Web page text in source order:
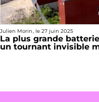
Julien Morin, le 27 juin 2025
La plus grande
un tournant invisible